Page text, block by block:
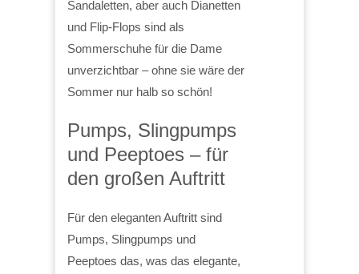
Sandaletten, aber auch Dianetten
und Flip-Flops sind als
Sommerschuhe für die Dame
unverzichtbar – ohne sie wäre der
Sommer nur halb so schön!
Pumps, Slingpumps
und Peeptoes – für
den großen Auftritt
Für den eleganten Auftritt sind
Pumps, Slingpumps und
Peeptoes das, was das elegante,